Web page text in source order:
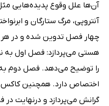
آن‌ها علل وقوع پدیده‌هایی
آنتروپی، مرگ ستارگان و
چهار فصل تدوین شده و در
هستی می‌پردازد: فصل اول به
را توضیح می‌دهد. فصل دوم
اختصاص دارد. همچنین
گرانش می‌پردازد و درنهایت